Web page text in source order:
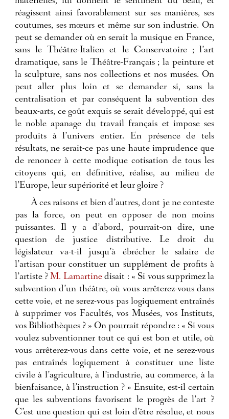
réagissent ainsi favorablement sur ses manières, ses
coutumes, ses mœurs et même sur son industrie. On
peut se demander où en serait la musique en France,
sans le Théâtre-Italien et le Conservatoire ; l’art
dramatique, sans le Théâtre-Français ; la peinture et
la sculpture, sans nos collections et nos musées. On
peut aller plus loin et se demander si, sans la
centralisation et par conséquent la subvention des
beaux-arts, ce goût exquis se serait développé, qui est
le noble apanage du travail français et impose ses
produits à l’univers entier. En présence de tels
résultats, ne serait-ce pas une haute imprudence que
de renoncer à cette modique cotisation de tous les
citoyens qui, en définitive, réalise, au milieu de
l’Europe, leur supériorité et leur gloire ?
À ces raisons et bien d’autres, dont je ne conteste
pas la force, on peut en opposer de non moins
puissantes. Il y a d’abord, pourrait-on dire, une
question de justice distributive. Le droit du
législateur va-t-il jusqu’à ébrécher le salaire de
l’artisan pour constituer un supplément de profits à
l’artiste ?M. Lamartinedisait : « Si vous supprimez la
subvention d’un théâtre, où vous arrêterez-vous dans
cette voie, et ne serez-vous pas logiquement entraînés
à supprimer vos Facultés, vos Musées, vos Instituts,
vos Bibliothèques ? » On pourrait répondre : « Si vous
voulez subventionner tout ce qui est bon et utile, où
vous arrêterez-vous dans cette voie, et ne serez-vous
pas entraînés logiquement à constituer une liste
civile à l’agriculture, à l’industrie, au commerce, à la
bienfaisance, à l’instruction ? » Ensuite, est-il certain
que les subventions favorisent le progrès de l’art ?
C’est une question qui est loin d’être résolue, et nous